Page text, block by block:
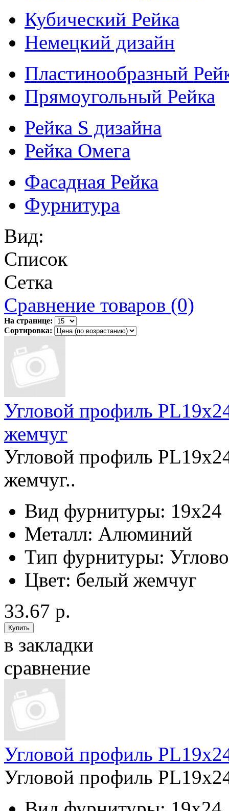
Кубический Рейка
Немецкий дизайн
Пластинообразный
Прямоугольный Рейка
Рейка S дизайна
Рейка Омега
Фасадная Рейка
Фурнитура
Вид:
Список
Сетка
Сравнение товаров (0)
На странице:
Сортировка:
Угловой профиль
жемчуг
Угловой профиль
жемчуг..
Вид фурнитуры: 19x24
Металл: Алюминий
Тип фурнитуры:
Цвет: белый жемчуг
33.67 р.
в закладки
сравнение
Угловой профиль
Угловой профиль